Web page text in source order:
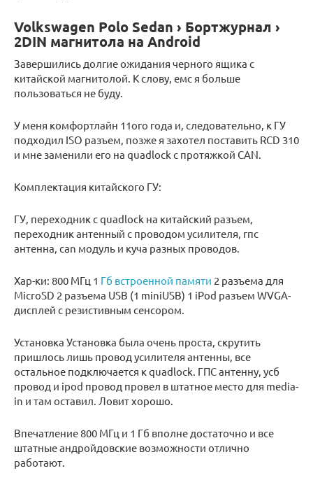
Volkswagen Polo Sedan › Бортжурнал ›
2DIN магнитола на Android
Завершились долгие ожидания черного ящика с
китайской магнитолой. К слову, емс я больше
пользоваться не буду.
У меня комфортлайн 11ого года и, следовательно, к ГУ
подходил ISO разъем, позже я захотел поставить RCD 310
и мне заменили его на quadlock c протяжкой CAN.
Комплектация китайского ГУ:
ГУ, переходник с quadlock на китайский разъем,
переходник антенный с проводом усилителя, гпс
антенна, can модуль и куча разных проводов.
Хар-ки: 800 МГц 1 Гб встроенной памяти 2 разъема для
MicroSD 2 разъема USB (1 miniUSB) 1 iPod разъем WVGA-
дисплей c резистивным сенсором.
Установка Установка была очень проста, скрутить
пришлось лишь провод усилителя антенны, все
остальное подключается к quadlock. ГПС антенну, усб
провод и ipod провод провел в штатное место для media-
in и там оставил. Ловит хорошо.
Впечатление 800 МГц и 1 Гб вполне достаточно и все
штатные андройдовские возможности отлично
работают.